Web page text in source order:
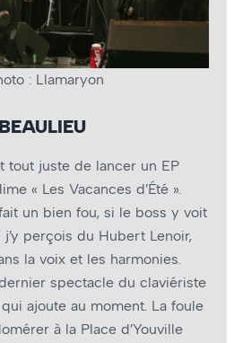
: Llamaryon
tout juste de lancer un EP
« Les Vacances d’Été ».
un bien fou, si le boss y voit
perçois du Hubert Lenoir,
la voix et les harmonies.
dernier spectacle du claviériste
ajoute au moment. La foule
à la Place d’Youville